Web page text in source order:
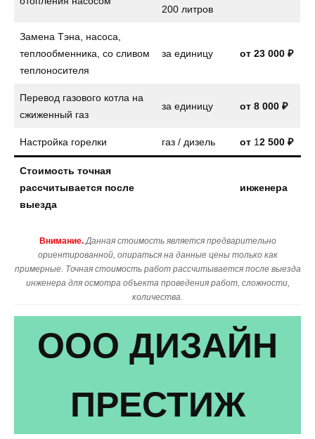
200 литров
Замена Тэна, насоса,
теплообменника, со сливом
теплоносителя
за единицу от 23 000 ₽
Перевод газового котла на
сжиженный газ
за единицу от 8 000 ₽
Настройка горелки газ / дизель от 12 500 ₽
Стоимость точная
рассчитывается после
выезда
инженера
Внимание. Данная стоимость является предварительно
ориентированной, опираться на данные цены только как
примерные. Точная стоимость работ рассчитывается после выезда
инженера для осмотра объекта проведения работ, сложности,
количества.
ООО ДИЗАЙН
ПРЕСТИЖ